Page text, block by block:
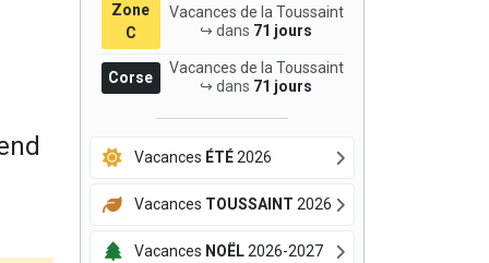
Zone
C
Vacances de la Toussaint
↪ dans 71 jours
Corse
Vacances de la Toussaint
↪ dans 71 jours
Vacances ÉTÉ2026
Vacances TOUSSAINT 2026
Vacances NOËL2026-2027